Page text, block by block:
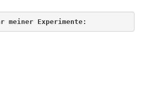
meiner Experimente: